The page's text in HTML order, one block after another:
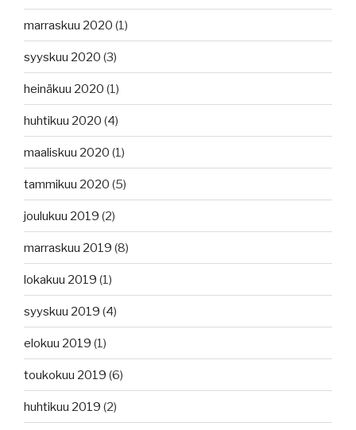
marraskuu 2020 (1)
syyskuu 2020 (3)
heinäkuu 2020 (1)
huhtikuu 2020 (4)
maaliskuu 2020 (1)
tammikuu 2020 (5)
joulukuu 2019 (2)
marraskuu 2019 (8)
lokakuu 2019 (1)
syyskuu 2019 (4)
elokuu 2019 (1)
toukokuu 2019 (6)
huhtikuu 2019 (2)